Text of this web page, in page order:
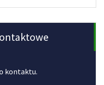
kontaktu.